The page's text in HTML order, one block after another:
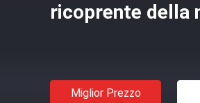
ricoprente della
Miglior Prezzo